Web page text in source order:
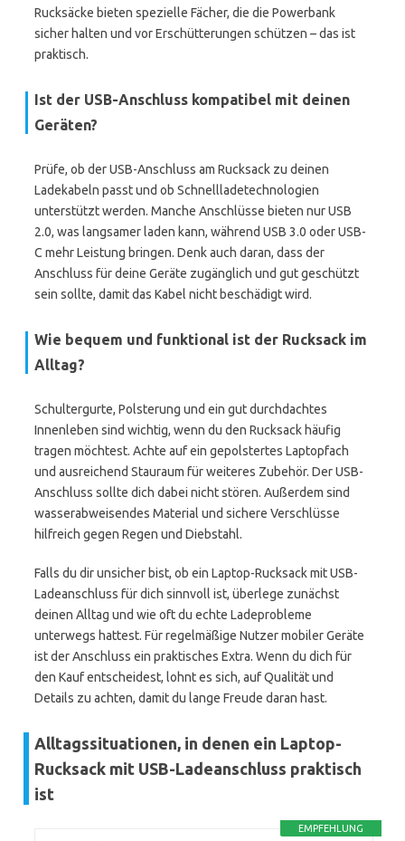
Rucksäcke bieten spezielle Fächer, die die Powerbank
sicher halten und vor Erschütterungen schützen – das ist
praktisch.
Ist der USB-Anschluss kompatibel mit deinen
Geräten?
Prüfe, ob der USB-Anschluss am Rucksack zu deinen
Ladekabeln passt und ob Schnellladetechnologien
unterstützt werden. Manche Anschlüsse bieten nur USB
2.0, was langsamer laden kann, während USB 3.0 oder USB-
C mehr Leistung bringen. Denk auch daran, dass der
Anschluss für deine Geräte zugänglich und gut geschützt
sein sollte, damit das Kabel nicht beschädigt wird.
Wie bequem und funktional ist der Rucksack im
Alltag?
Schultergurte, Polsterung und ein gut durchdachtes
Innenleben sind wichtig, wenn du den Rucksack häufig
tragen möchtest. Achte auf ein gepolstertes Laptopfach
und ausreichend Stauraum für weiteres Zubehör. Der USB-
Anschluss sollte dich dabei nicht stören. Außerdem sind
wasserabweisendes Material und sichere Verschlüsse
hilfreich gegen Regen und Diebstahl.
Falls du dir unsicher bist, ob ein Laptop-Rucksack mit USB-
Ladeanschluss für dich sinnvoll ist, überlege zunächst
deinen Alltag und wie oft du echte Ladeprobleme
unterwegs hattest. Für regelmäßige Nutzer mobiler Geräte
ist der Anschluss ein praktisches Extra. Wenn du dich für
den Kauf entscheidest, lohnt es sich, auf Qualität und
Details zu achten, damit du lange Freude daran hast.
Alltagssituationen, in denen ein Laptop-
Rucksack mit USB-Ladeanschluss praktisch
ist
EMPFEHLUNG